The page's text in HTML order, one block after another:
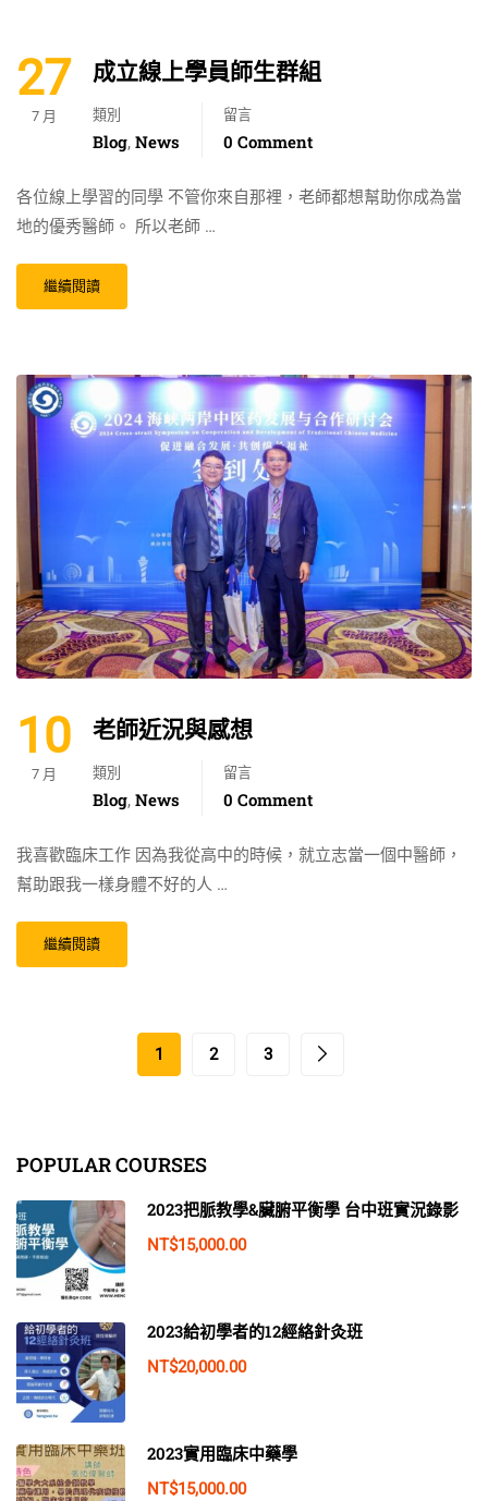
27
7 月
成立線上學員師生群組
類別
Blog, News
留言
0 Comment
各位線上學習的同學 不管你來自那裡，老師都想幫助你成為當
地的優秀醫師。 所以老師 …
繼續閱讀
10
7 月
老師近況與感想
類別
Blog, News
留言
0 Comment
我喜歡臨床工作 因為我從高中的時候，就立志當一個中醫師，
幫助跟我一樣身體不好的人 …
繼續閱讀
1 2 3
POPULAR COURSES
2023把脈教學&臟腑平衡學 台中班實況錄影
NT$15,000.00
2023給初學者的12經絡針灸班
NT$20,000.00
2023實用臨床中藥學
NT$15,000.00